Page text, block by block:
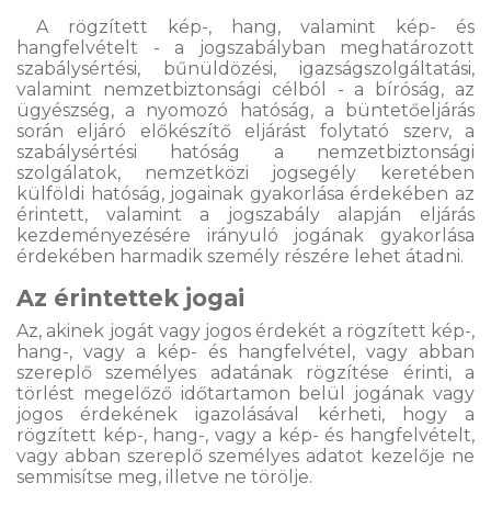
A rögzített kép-, hang, valamint kép- és
hangfelvételt - a jogszabályban meghatározott
szabálysértési, bűnüldözési, igazságszolgáltatási,
valamint nemzetbiztonsági célból - a bíróság, az
ügyészség, a nyomozó hatóság, a büntetőeljárás
során eljáró előkészítő eljárást folytató szerv, a
szabálysértési hatóság a nemzetbiztonsági
szolgálatok, nemzetközi jogsegély keretében
külföldi hatóság, jogainak gyakorlása érdekében az
érintett, valamint a jogszabály alapján eljárás
kezdeményezésére irányuló jogának gyakorlása
érdekében harmadik személy részére lehet átadni.
Az érintettek jogai
Az, akinek jogát vagy jogos érdekét a rögzített kép-,
hang-, vagy a kép- és hangfelvétel, vagy abban
szereplő személyes adatának rögzítése érinti, a
törlést megelőző időtartamon belül jogának vagy
jogos érdekének igazolásával kérheti, hogy a
rögzített kép-, hang-, vagy a kép- és hangfelvételt,
vagy abban szereplő személyes adatot kezelője ne
semmisítse meg, illetve ne törölje.